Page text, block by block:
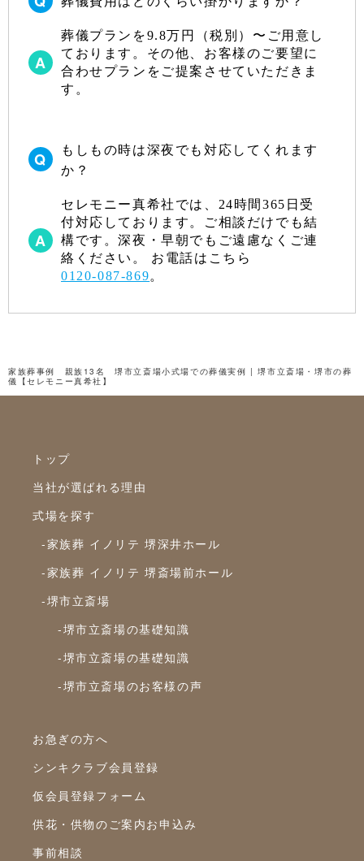
葬儀プランを9.8万円（税別）〜ご用意し
ております。その他、お客様のご要望に
合わせプランをご提案させていただきま
す。
もしもの時は深夜でも対応してくれます
か？
セレモニー真希社では、24時間365日受
付対応しております。ご相談だけでも結
構です。深夜・早朝でもご遠慮なくご連
絡ください。 お電話はこちら
0120-087-869。
家族葬事例 親族13名 堺市立斎場小式場での葬儀実例 | 堺市立斎場・堺市の葬
儀【セレモニー真希社】
トップ
当社が選ばれる理由
式場を探す
-家族葬 イノリテ 堺深井ホール
-家族葬 イノリテ 堺斎場前ホール
-堺市立斎場
-堺市立斎場の基礎知識
-堺市立斎場の基礎知識
-堺市立斎場のお客様の声
お急ぎの方へ
シンキクラブ会員登録
仮会員登録フォーム
供花・供物のご案内お申込み
事前相談